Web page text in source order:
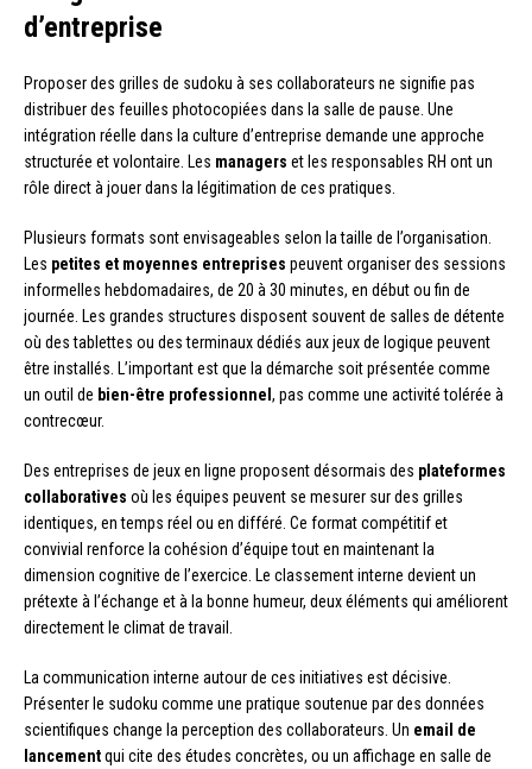
d’entreprise
Proposer des grilles de sudoku à ses collaborateurs ne signifie pas
distribuer des feuilles photocopiées dans la salle de pause. Une
intégration réelle dans la culture d’entreprise demande une approche
structurée et volontaire. Les managers et les responsables RH ont un
rôle direct à jouer dans la légitimation de ces pratiques.
Plusieurs formats sont envisageables selon la taille de l’organisation.
Les petites et moyennes entreprises peuvent organiser des sessions
informelles hebdomadaires, de 20 à 30 minutes, en début ou fin de
journée. Les grandes structures disposent souvent de salles de détente
où des tablettes ou des terminaux dédiés aux jeux de logique peuvent
être installés. L’important est que la démarche soit présentée comme
un outil de bien-être professionnel , pas comme une activité tolérée à
contrecœur.
Des entreprises de jeux en ligne proposent désormais des plateformes
collaboratives où les équipes peuvent se mesurer sur des grilles
identiques, en temps réel ou en différé. Ce format compétitif et
convivial renforce la cohésion d’équipe tout en maintenant la
dimension cognitive de l’exercice. Le classement interne devient un
prétexte à l’échange et à la bonne humeur, deux éléments qui améliorent
directement le climat de travail.
La communication interne autour de ces initiatives est décisive.
Présenter le sudoku comme une pratique soutenue par des données
scientifiques change la perception des collaborateurs. Un email de
lancementqui cite des études concrètes, ou un affichage en salle de